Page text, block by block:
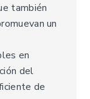
también
un
en
del
de